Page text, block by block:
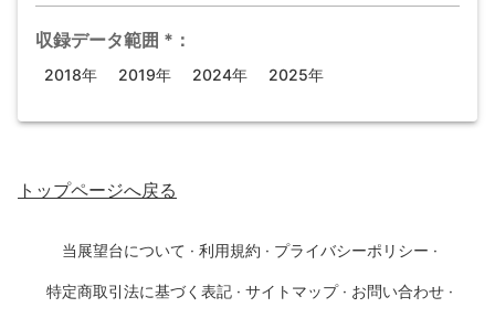
収録データ範囲 * ：
2018年 2019年 2024年 2025年
トップページへ戻る
当展望台について · 利用規約 · プライバシーポリシー ·
特定商取引法に基づく表記 · サイトマップ · お問い合わせ ·